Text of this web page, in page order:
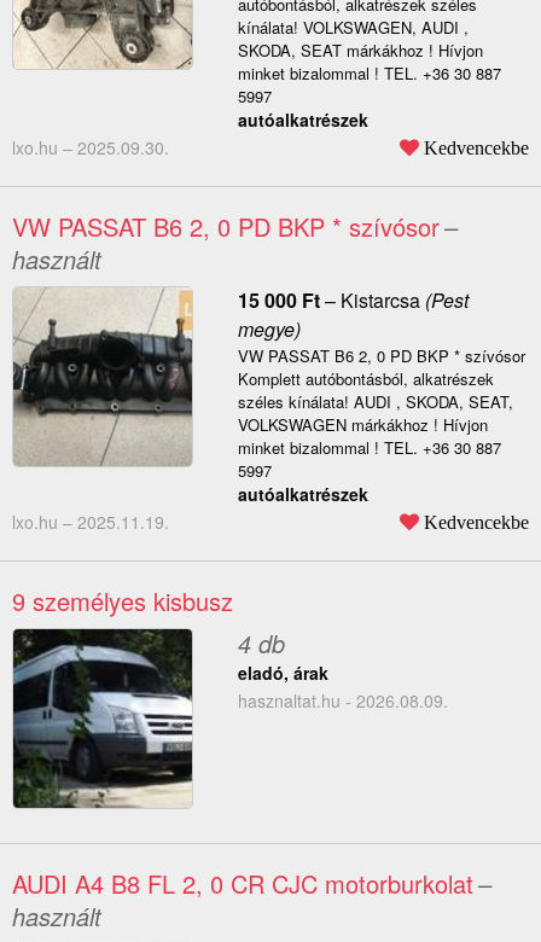
autóbontásból, alkatrészek széles
kínálata! VOLKSWAGEN, AUDI ,
SKODA, SEAT márkákhoz ! Hívjon
minket bizalommal ! TEL. +36 30 887
5997
autóalkatrészek
lxo.hu – 2025.09.30. Kedvencekbe
VW PASSAT B6 2, 0 PD BKP * szívósor–
használt
15 000 Ft– Kistarcsa(Pest
megye)
VW PASSAT B6 2, 0 PD BKP * szívósor
Komplett autóbontásból, alkatrészek
széles kínálata! AUDI , SKODA, SEAT,
VOLKSWAGEN márkákhoz ! Hívjon
minket bizalommal ! TEL. +36 30 887
5997
autóalkatrészek
lxo.hu – 2025.11.19. Kedvencekbe
9 személyes kisbusz
4 db
eladó, árak
hasznaltat.hu - 2026.08.09.
AUDI A4 B8 FL 2, 0 CR CJC motorburkolat–
használt